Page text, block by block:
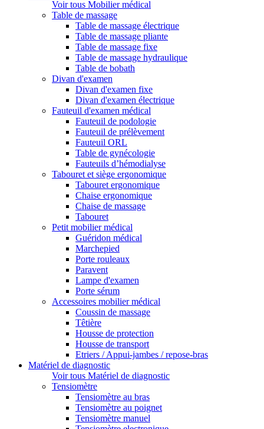
Voir tous Mobilier médical
Table de massage
Table de massage électrique
Table de massage pliante
Table de massage fixe
Table de massage hydraulique
Table de bobath
Divan d'examen
Divan d'examen fixe
Divan d'examen électrique
Fauteuil d'examen médical
Fauteuil de podologie
Fauteuil de prélèvement
Fauteuil ORL
Table de gynécologie
Fauteuils d’hémodialyse
Tabouret et siège ergonomique
Tabouret ergonomique
Chaise ergonomique
Chaise de massage
Tabouret
Petit mobilier médical
Guéridon médical
Marchepied
Porte rouleaux
Paravent
Lampe d'examen
Porte sérum
Accessoires mobilier médical
Coussin de massage
Têtière
Housse de protection
Housse de transport
Etriers / Appui-jambes / repose-bras
Matériel de diagnostic
Voir tous Matériel de diagnostic
Tensiomètre
Tensiomètre au bras
Tensiomètre au poignet
Tensiomètre manuel